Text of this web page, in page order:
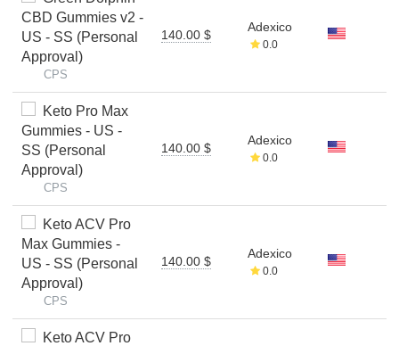
CBD Gummies v2 -
US - SS (Personal
Approval)
CPS
140.00 $
Adexico
0.0
Keto Pro Max
Gummies - US -
SS (Personal
Approval)
CPS
140.00 $
Adexico
0.0
Keto ACV Pro
Max Gummies -
US - SS (Personal
Approval)
CPS
140.00 $
Adexico
0.0
Keto ACV Pro